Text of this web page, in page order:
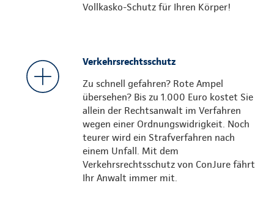
Vollkasko-Schutz für Ihren Körper!
Verkehrsrechtsschutz
Zu schnell gefahren? Rote Ampel
übersehen? Bis zu 1.000 Euro kostet Sie
allein der Rechtsanwalt im Verfahren
wegen einer Ordnungswidrigkeit. Noch
teurer wird ein Strafverfahren nach
einem Unfall. Mit dem
Verkehrsrechtsschutz von ConJure fährt
Ihr Anwalt immer mit.